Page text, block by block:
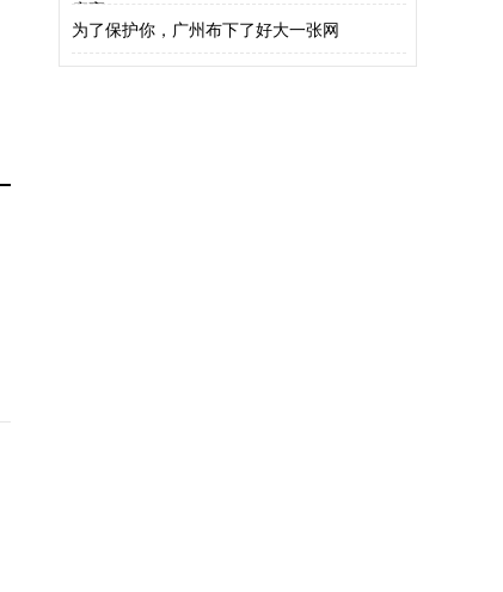
康高
为了保护你，广州布下了好大一张网